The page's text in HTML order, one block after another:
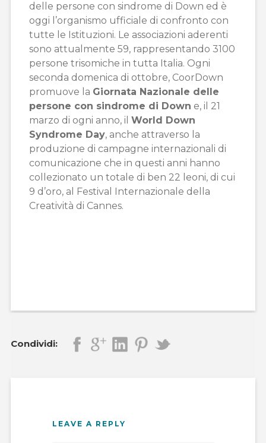
delle persone con sindrome di Down ed è
oggi l’organismo ufficiale di confronto con
tutte le Istituzioni. Le associazioni aderenti
sono attualmente 59, rappresentando 3100
persone trisomiche in tutta Italia. Ogni
seconda domenica di ottobre, CoorDown
promuove la Giornata Nazionale delle
persone con sindrome di Down e, il 21
marzo di ogni anno, il World Down
Syndrome Day, anche attraverso la
produzione di campagne internazionali di
comunicazione che in questi anni hanno
collezionato un totale di ben 22 leoni, di cui
9 d’oro, al Festival Internazionale della
Creatività di Cannes.
Condividi:
LEAVE A REPLY